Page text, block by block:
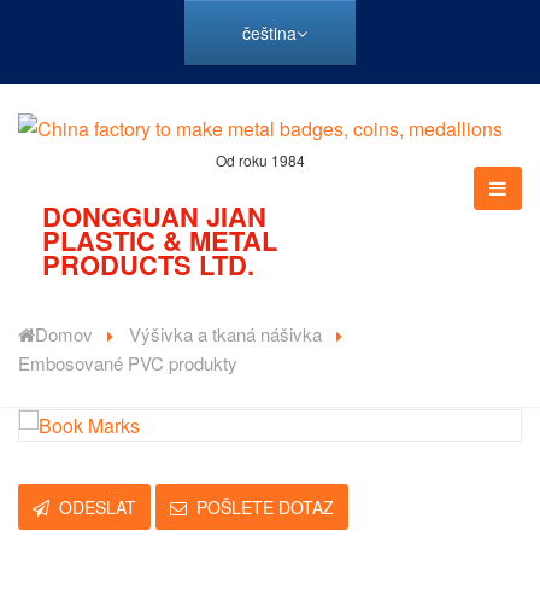
čeština
Od roku 1984
DONGGUAN JIAN
PLASTIC & METAL
PRODUCTS LTD.
Domov
Výšivka a tkaná nášivka
Embosované PVC produkty
ODESLAT POŠLETE DOTAZ